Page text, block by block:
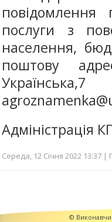
послуги з
населення,
поштову
Адміністрація
Середа, 12 Січня 2022 13:37 |
©